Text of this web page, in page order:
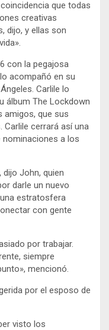
que todas
creativas
dijo, y ellas son
con la pegajosa
lo acompañó en su
Carlile lo
álbum The Lockdown
amigos, que sus
cerrará así una
nominaciones a los
dijo John, quien
darle un nuevo
estratosfera
con gente
por trabajar.
siempre
mencionó.
por el esposo de
visto los